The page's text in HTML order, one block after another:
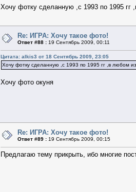
Хочу фотку сделанную ,с 1993 по 1995
Re: ИГРА: Хочу такое фото!
Ответ #88 : 19 Сентябрь 2009, 00:11
Цитата: alkis3 от 18 Сентябрь 2009, 23:05
Хочу фотку сделанную ,с 1993 по 1995 гг ,в любом
Хочу фото окуня
Re: ИГРА: Хочу такое фото!
Ответ #89 : 19 Сентябрь 2009, 00:15
Предлагаю тему прикрыть, ибо многие